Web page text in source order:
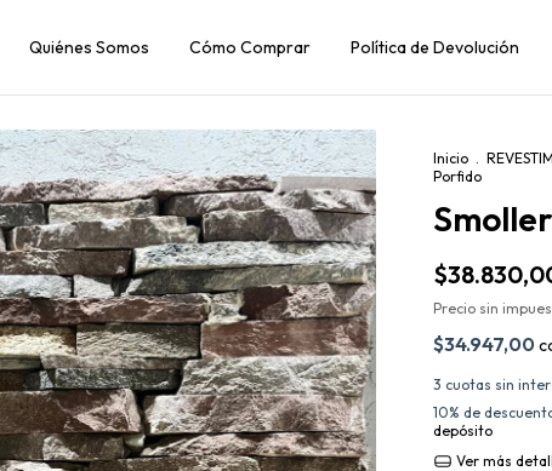
Quiénes Somos Cómo Comprar Política de Devolución
Inicio .
Porfido
Precio sin
$34.947,00
3 cuotas sin
10% de
depósito
Ver más